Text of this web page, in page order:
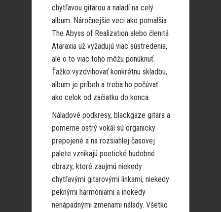
chytľavou gitarou a naladí na celý
album. Náročnejšie veci ako pomalšia
The Abyss of Realization alebo členitá
Ataraxia už vyžadujú viac sústredenia,
ale o to viac toho môžu ponúknuť.
Ťažko vyzdvihovať konkrétnu skladbu,
album je príbeh a treba ho počúvať
ako celok od začiatku do konca.
Náladové podkresy, blackgaze gitara a
pomerne ostrý vokál sú organicky
prepojené a na rozsiahlej časovej
palete vznikajú poetické hudobné
obrazy, ktoré zaujmú niekedy
chytľavými gitarovými linkami, niekedy
peknými harmóniami a inokedy
nenápadnými zmenami nálady. Všetko